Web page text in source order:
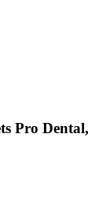
Pro